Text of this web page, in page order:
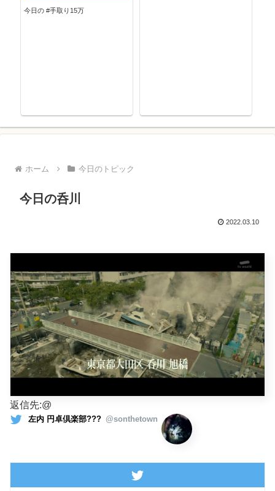
今日の #手取り15万
ホーム 今日のトピック
今日の呑川
2022.03.10
返信先:@
左内 円卓倶楽部??? @sonthetown